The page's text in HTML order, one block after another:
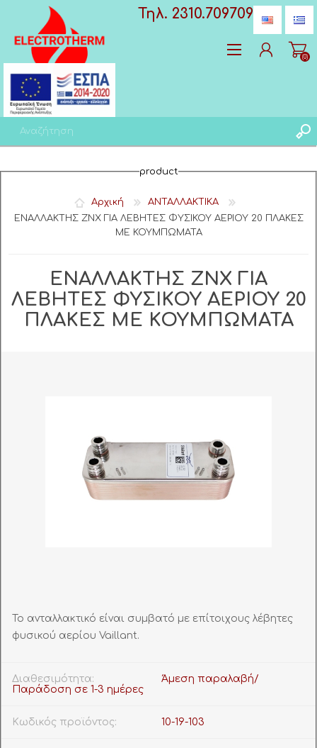
Τηλ. 2310.709709
Αγαπημένα
(0)
(0)
product
Αρχική
ΑΝΤΑΛΛΑΚΤΙΚΑ
ΕΝΑΛΛΑΚΤΗΣ ΖΝΧ ΓΙΑ ΛΕΒΗΤΕΣ ΦΥΣΙΚΟΥ ΑΕΡΙΟΥ 20 ΠΛΑΚΕΣ
ΜΕ ΚΟΥΜΠΩΜΑΤΑ
ΕΝΑΛΛΑΚΤΗΣ ΖΝΧ ΓΙΑ
ΛΕΒΗΤΕΣ ΦΥΣΙΚΟΥ ΑΕΡΙΟΥ 20
ΠΛΑΚΕΣ ΜΕ ΚΟΥΜΠΩΜΑΤΑ
Το ανταλλακτικό είναι συμβατό με επίτοιχους λέβητες
φυσικού αερίου Vaillant.
Διαθεσιμότητα:
Άμεση παραλαβή/
Παράδοση σε 1-3 ημέρες
Κωδικός προϊόντος: 10-19-103